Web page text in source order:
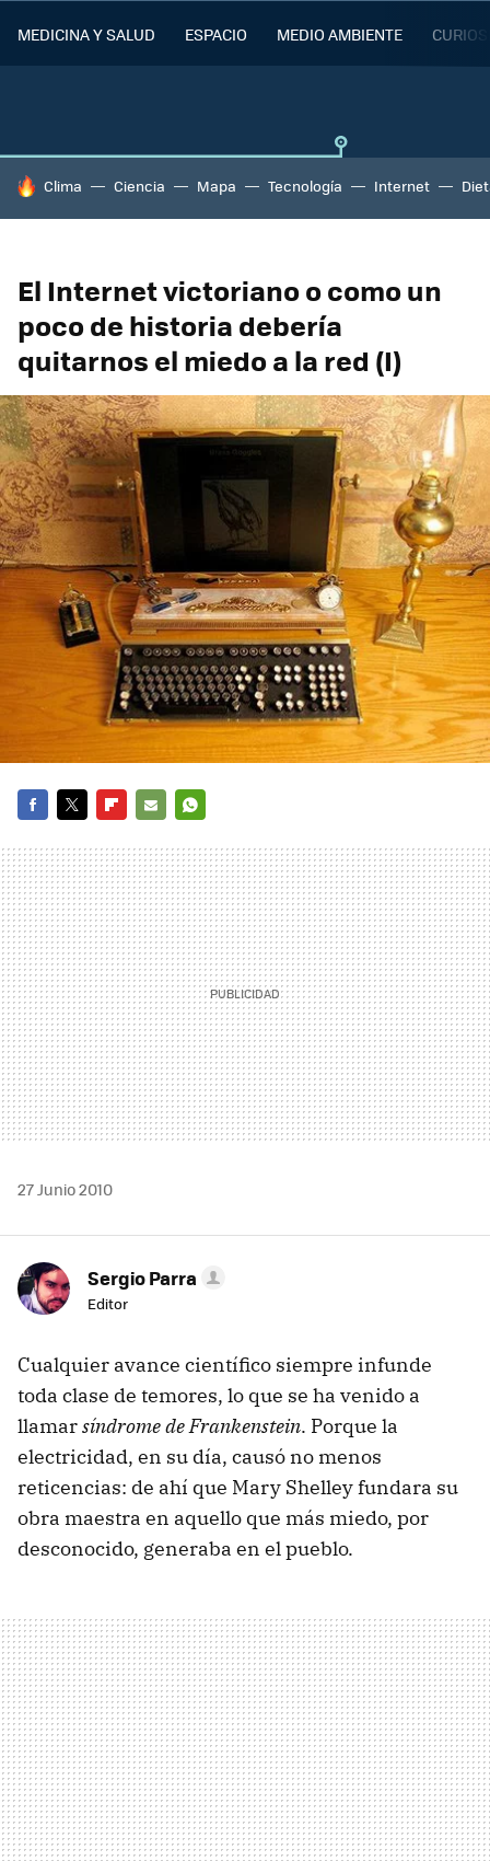
MEDICINA Y SALUD ESPACIO MEDIO AMBIENTE
HOY SE HABLA DE
Clima Ciencia Mapa Tecnología Internet
El Internet victoriano o como un
poco de historia debería
quitarnos el miedo a la red (I)
MAIL
27 Junio 2010
Sergio Parra
Editor
Cualquier avance científico siempre infunde
toda clase de temores, lo que se ha venido a
llamarsíndrome de Frankenstein. Porque la
electricidad, en su día, causó no menos
reticencias: de ahí que Mary Shelley fundara su
obra maestra en aquello que más miedo, por
desconocido, generaba en el pueblo.